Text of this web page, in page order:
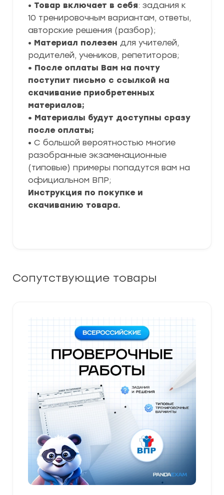
• Товар включает в себя: задания к
10 тренировочным вариантам, ответы,
авторские решения (разбор);
• Материал полезен для учителей,
родителей, учеников, репетиторов;
• После оплаты Вам на почту
поступит письмо с ссылкой на
скачивание приобретенных
материалов;
• Материалы будут доступны сразу
после оплаты;
• С большой вероятностью многие
разобранные экзаменационные
(типовые) примеры попадутся вам на
официальном ВПР;
Инструкция по покупке и
скачиванию товара.
Сопутствующие товары